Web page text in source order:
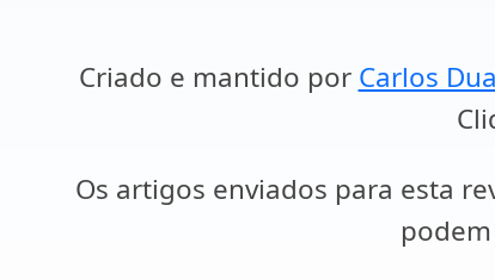
Criado e mantido por Carlos
Os artigos enviados para esta